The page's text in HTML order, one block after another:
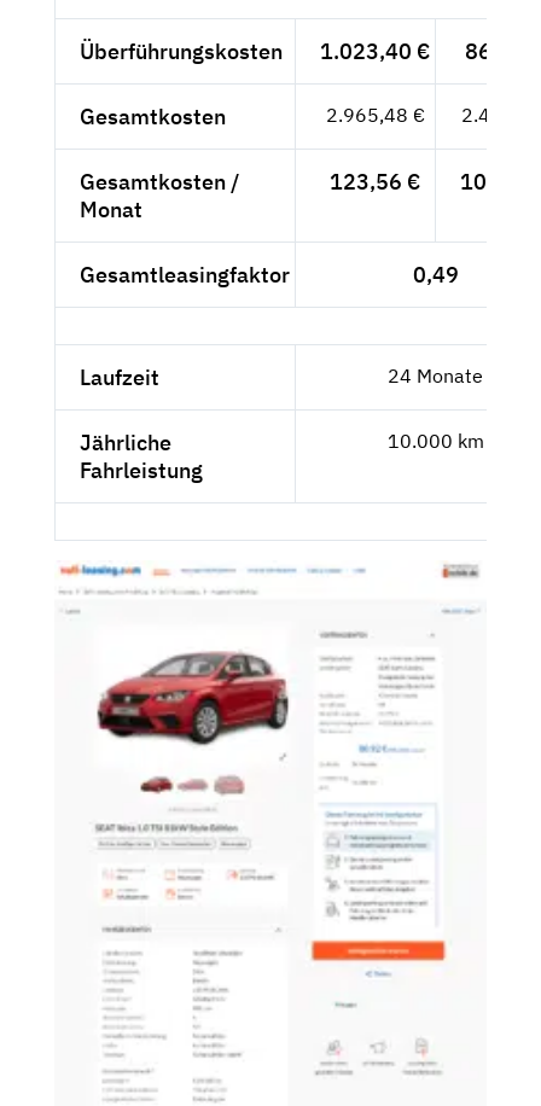
Überführungskosten 1.023,40 € 860,--
Gesamtkosten 2.965,48 € 2.492,--
Gesamtkosten /
Monat
123,56 € 103,83
Gesamtleasingfaktor 0,49
Laufzeit 24 Monate
Jährliche
Fahrleistung
10.000 km